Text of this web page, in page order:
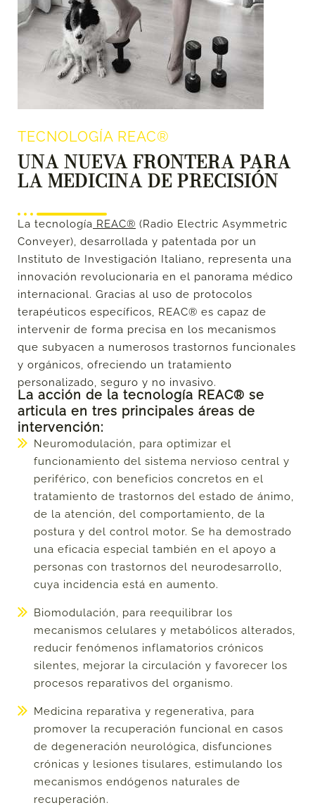
TECNOLOGÍA REAC®
UNA NUEVA FRONTERA PARA
LA MEDICINA DE PRECISIÓN
La tecnología REAC® (Radio Electric Asymmetric
Conveyer), desarrollada y patentada por un
Instituto de Investigación Italiano, representa una
innovación revolucionaria en el panorama médico
internacional. Gracias al uso de protocolos
terapéuticos específicos, REAC® es capaz de
intervenir de forma precisa en los mecanismos
que subyacen a numerosos trastornos funcionales
y orgánicos, ofreciendo un tratamiento
personalizado, seguro y no invasivo.
La acción de la tecnología REAC® se
articula en tres principales áreas de
intervención:
Neuromodulación, para optimizar el
funcionamiento del sistema nervioso central y
periférico, con beneficios concretos en el
tratamiento de trastornos del estado de ánimo,
de la atención, del comportamiento, de la
postura y del control motor. Se ha demostrado
una eficacia especial también en el apoyo a
personas con trastornos del neurodesarrollo,
cuya incidencia está en aumento.
Biomodulación, para reequilibrar los
mecanismos celulares y metabólicos alterados,
reducir fenómenos inflamatorios crónicos
silentes, mejorar la circulación y favorecer los
procesos reparativos del organismo.
Medicina reparativa y regenerativa, para
promover la recuperación funcional en casos
de degeneración neurológica, disfunciones
crónicas y lesiones tisulares, estimulando los
mecanismos endógenos naturales de
recuperación.